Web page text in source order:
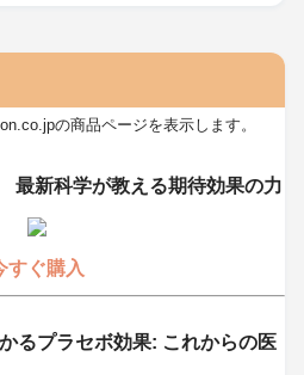
の商品ページを表示します。
新科学が教える期待効果の力
すぐ購入
るプラセボ効果: これからの医